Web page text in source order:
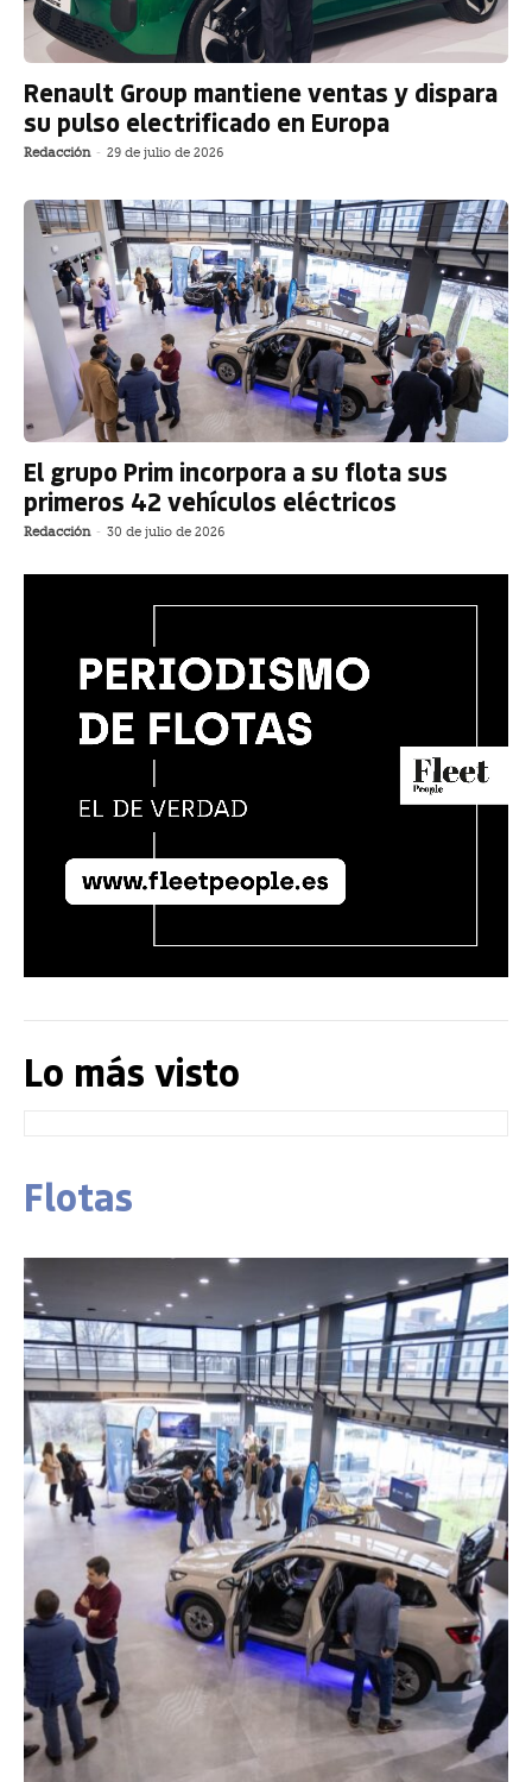
Renault Group mantiene ventas y dispara
su pulso electrificado en Europa
Redacción - 29 de julio de 2026
El grupo Prim incorpora a su flota sus
primeros 42 vehículos eléctricos
Redacción - 30 de julio de 2026
Lo más visto
Flotas